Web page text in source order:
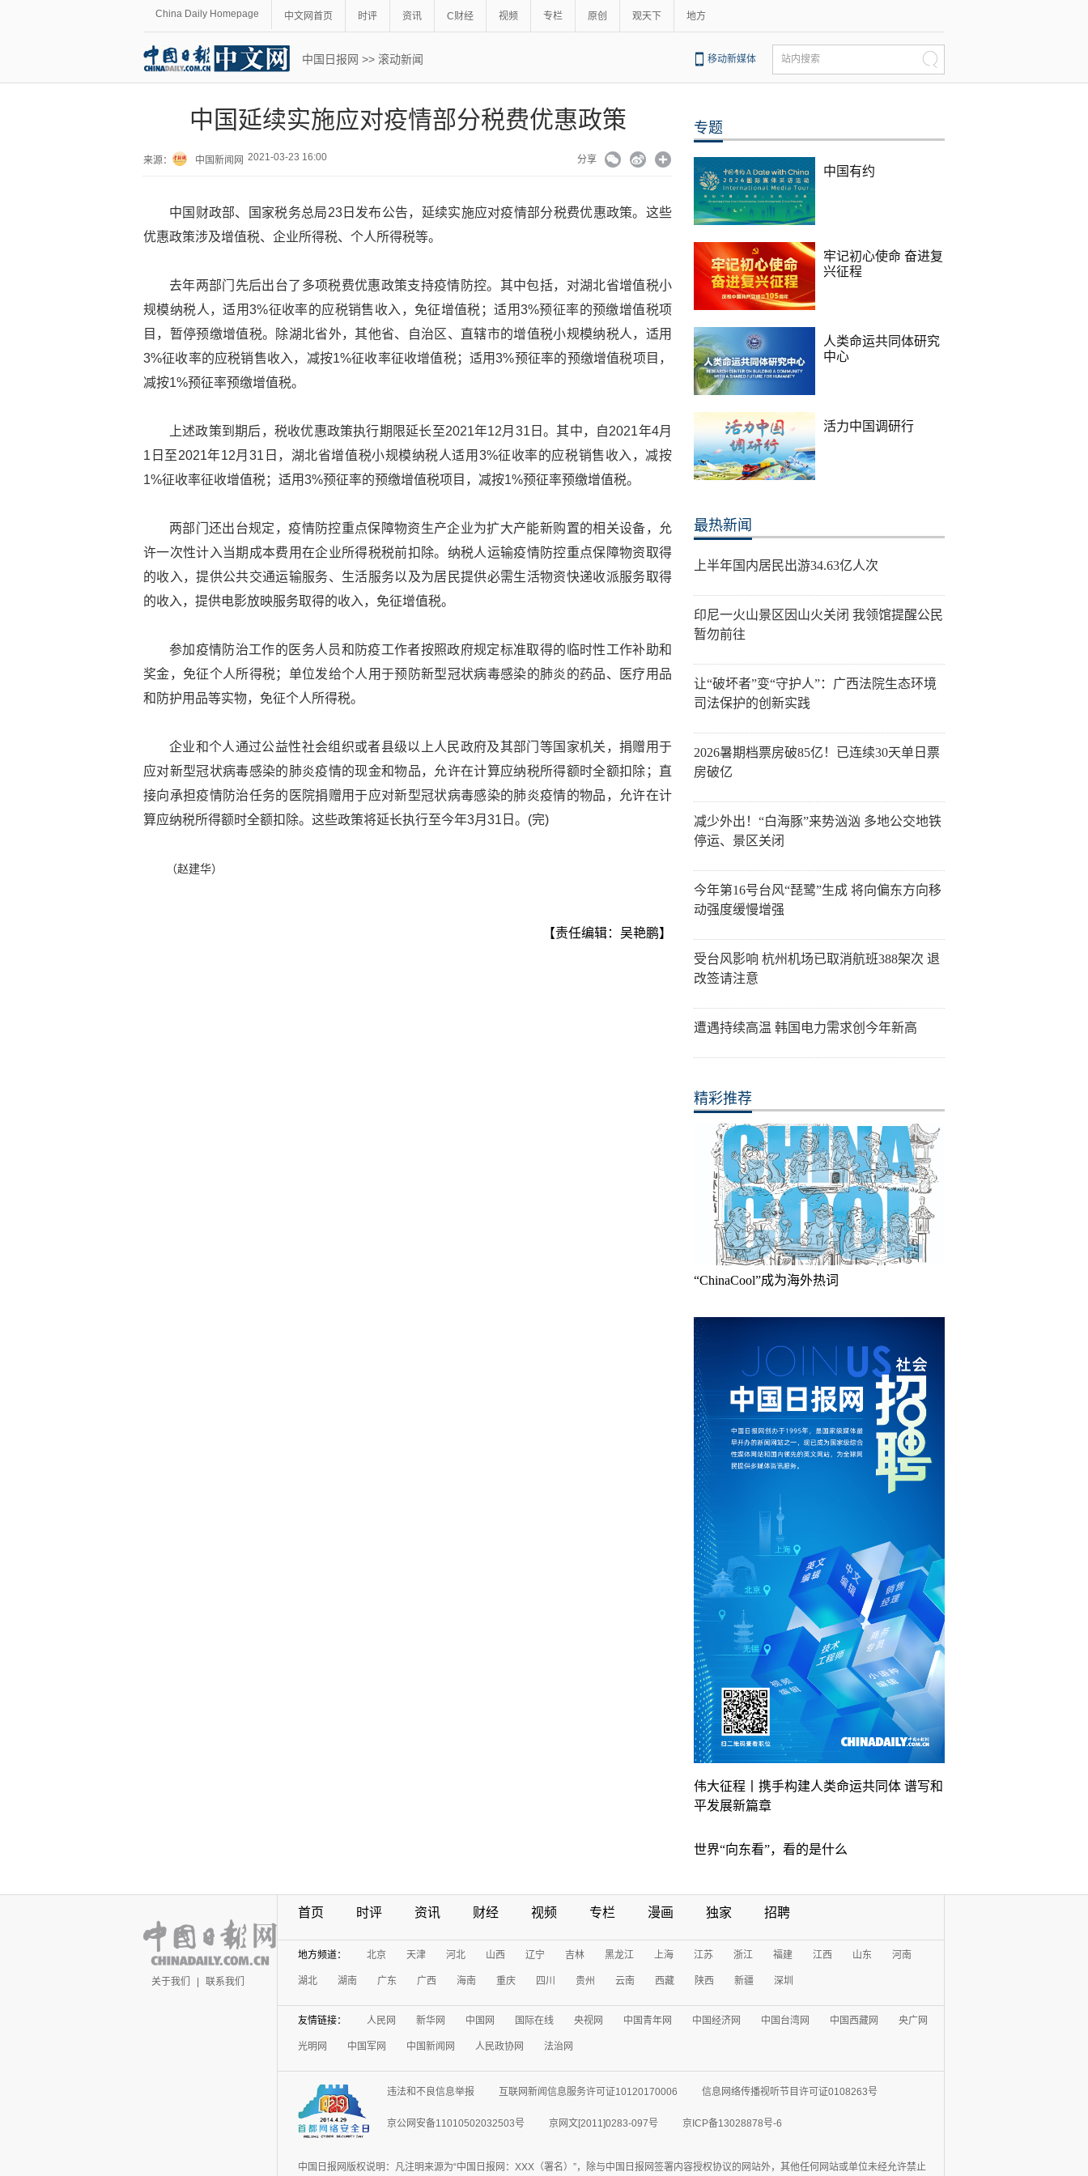
China Daily Homepage 中文网首页 时评 资讯 C财经 视频 专栏 原创 观天下 地方
中国日报网 >> 滚动新闻 移动新媒体 站内搜索
中国延续实施应对疫情部分税费优惠政策
来源： 中国新闻网 2021-03-23 16:00 分享
中国财政部、国家税务总局23日发布公告，延续实施应对疫情部分税费优惠政策。这些
优惠政策涉及增值税、企业所得税、个人所得税等。
去年两部门先后出台了多项税费优惠政策支持疫情防控。其中包括，对湖北省增值税小
规模纳税人，适用3%征收率的应税销售收入，免征增值税；适用3%预征率的预缴增值税项
目，暂停预缴增值税。除湖北省外，其他省、自治区、直辖市的增值税小规模纳税人，适用
3%征收率的应税销售收入，减按1%征收率征收增值税；适用3%预征率的预缴增值税项目，
减按1%预征率预缴增值税。
上述政策到期后，税收优惠政策执行期限延长至2021年12月31日。其中，自2021年4月
1日至2021年12月31日，湖北省增值税小规模纳税人适用3%征收率的应税销售收入，减按
1%征收率征收增值税；适用3%预征率的预缴增值税项目，减按1%预征率预缴增值税。
两部门还出台规定，疫情防控重点保障物资生产企业为扩大产能新购置的相关设备，允
许一次性计入当期成本费用在企业所得税税前扣除。纳税人运输疫情防控重点保障物资取得
的收入，提供公共交通运输服务、生活服务以及为居民提供必需生活物资快递收派服务取得
的收入，提供电影放映服务取得的收入，免征增值税。
参加疫情防治工作的医务人员和防疫工作者按照政府规定标准取得的临时性工作补助和
奖金，免征个人所得税；单位发给个人用于预防新型冠状病毒感染的肺炎的药品、医疗用品
和防护用品等实物，免征个人所得税。
企业和个人通过公益性社会组织或者县级以上人民政府及其部门等国家机关，捐赠用于
应对新型冠状病毒感染的肺炎疫情的现金和物品，允许在计算应纳税所得额时全额扣除；直
接向承担疫情防治任务的医院捐赠用于应对新型冠状病毒感染的肺炎疫情的物品，允许在计
算应纳税所得额时全额扣除。这些政策将延长执行至今年3月31日。(完)
（赵建华）
【责任编辑：吴艳鹏】
专题
中国有约
牢记初心使命 奋进复
兴征程
人类命运共同体研究
中心
活力中国调研行
最热新闻
上半年国内居民出游34.63亿人次
印尼一火山景区因山火关闭 我领馆提醒公民
暂勿前往
让“破坏者”变“守护人”：广西法院生态环境
司法保护的创新实践
2026暑期档票房破85亿！已连续30天单日票
房破亿
减少外出！“白海豚”来势汹汹 多地公交地铁
停运、景区关闭
今年第16号台风“琵鹭”生成 将向偏东方向移
动强度缓慢增强
受台风影响 杭州机场已取消航班388架次 退
改签请注意
遭遇持续高温 韩国电力需求创今年新高
精彩推荐
“ChinaCool”成为海外热词
伟大征程丨携手构建人类命运共同体 谱写和
平发展新篇章
世界“向东看”，看的是什么
关于我们 联系我们
首页 时评 资讯 财经 视频 专栏 漫画 独家 招聘
地方频道： 北京 天津 河北 山西 辽宁 吉林 黑龙江 上海 江苏 浙江 福建 江西 山东 河南
湖北 湖南 广东 广西 海南 重庆 四川 贵州 云南 西藏 陕西 新疆 深圳
友情链接： 人民网 新华网 中国网 国际在线 央视网 中国青年网 中国经济网 中国台湾网 中国西藏网 央广网
光明网 中国军网 中国新闻网 人民政协网 法治网
违法和不良信息举报 互联网新闻信息服务许可证10120170006 信息网络传播视听节目许可证0108263号
京公网安备11010502032503号 京网文[2011]0283-097号 京ICP备13028878号-6
中国日报网版权说明：凡注明来源为“中国日报网：XXX（署名）”，除与中国日报网签署内容授权协议的网站外，其他任何网站或单位未经允许禁止